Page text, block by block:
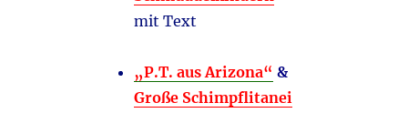
mit Text
„P.T. aus Arizona“ &
Große Schimpflitanei